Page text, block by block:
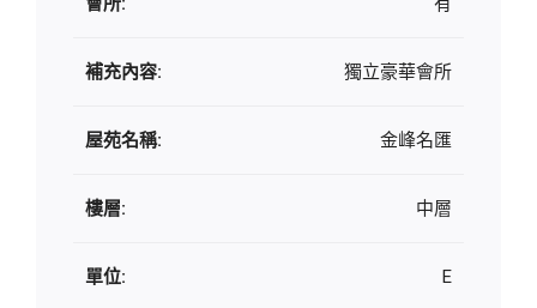
補充內容: 獨立豪華會所
屋苑名稱: 金峰名匯
樓層: 中層
單位: E